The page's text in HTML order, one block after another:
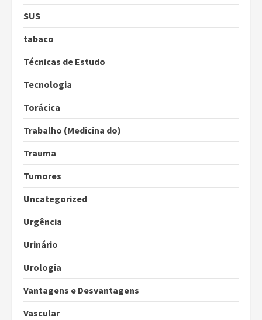
SUS
tabaco
Técnicas de Estudo
Tecnologia
Torácica
Trabalho (Medicina do)
Trauma
Tumores
Uncategorized
Urgência
Urinário
Urologia
Vantagens e Desvantagens
Vascular